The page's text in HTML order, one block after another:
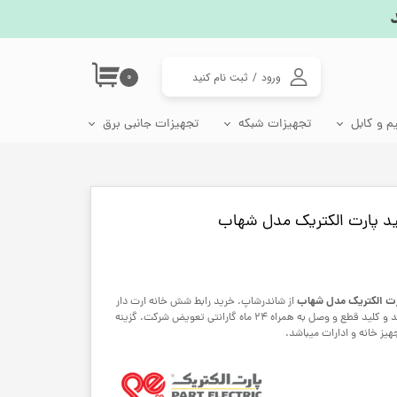
ورود / ثبت نام کنید
کاربری
۰
مبدل برق 3 به 2
و کابل تجهیزات شبکه تجهیزات جانبی برق
پارت الکتریک مدل شهاب
الکتریک مدل شهاباز شاندرشاپ. خرید رابط شش خانه ارت دار
پارت الکتریک مدل شهاب با مغزی پلی آمید و کلید قطع و وصل به همراه 24 ماه گارانتی تعویض شرکت. گزینه
خانه و ادارات میباشد.